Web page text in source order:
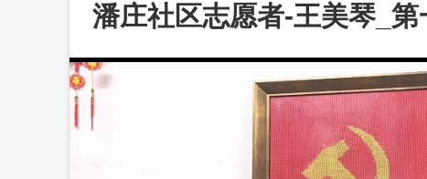
潘庄社区志愿者-王美琴_第